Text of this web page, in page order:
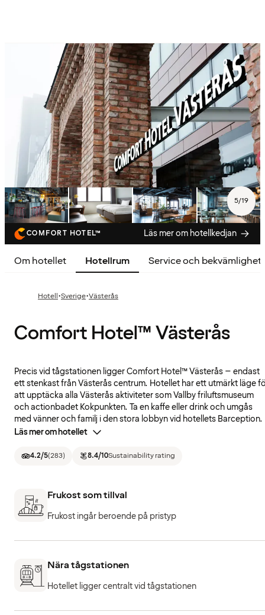
5/19
COMFORT HOTEL™ Läs mer om hotellkedjan
Om hotellet Hotellrum Service och
Hotell·Sverige·Västerås
Comfort Hotel™ Västerås
Precis vid tågstationen ligger Comfort Hotel™ Västerås – endast
ett stenkast från Västerås centrum. Hotellet har ett utmärkt läge
att upptäcka alla Västerås aktiviteter som Vallby friluftsmuseum
och actionbadet Kokpunkten. Ta en kaffe eller drink och umgås
med vänner och familj i den stora lobbyn vid hotellets Barception.
Läs mer om hotellet
4.2/5(283) 8.4/10Sustainability rating
Frukost som tillval
Frukost ingår beroende på pristyp
Nära tågstationen
Hotellet ligger centralt vid tågstationen